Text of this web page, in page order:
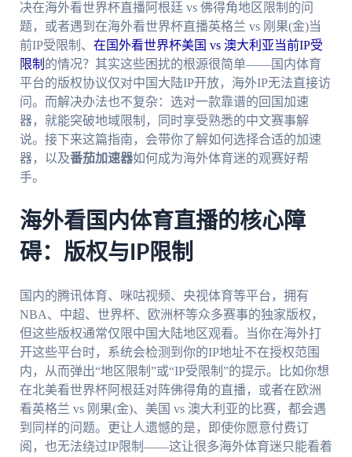
决在海外看世界杯直播阿根廷 vs 佛得角地区限制的问
题，或者遇到在海外看世界杯直播英格兰 vs 刚果(金)当
前IP受限制、 在国外看世界杯美国 vs 澳大利亚当前IP受
限制 的情况？其实这些困扰的根源很简单——国内体育
平台的版权协议仅对中国大陆IP开放，海外IP无法直接访
问。而解决办法也不复杂：选对一款靠谱的回国加速
器，就能突破地域限制，同时享受熟悉的中文赛事解
说。接下来这篇指南，会带你了解如何选择合适的加速
器，以及番茄加速器如何成为海外体育迷的观赛好帮
手。
海外看国内体育直播的核心障
碍：版权与IP限制
国内的腾讯体育、咪咕视频、央视体育等平台，拥有
NBA、中超、世界杯、欧洲杯等众多赛事的独家版权，
但这些版权通常仅限中国大陆地区观看。当你在海外打
开这些平台时，系统会检测到你的IP地址不在授权范围
内，从而弹出“地区限制”或“IP受限制”的提示。比如你想
在北美看世界杯阿根廷对阵佛得角的直播，或者在欧洲
看英格兰 vs 刚果(金)、美国 vs 澳大利亚的比赛，都会遇
到同样的问题。更让人遗憾的是，即使你愿意付费订
阅，也无法绕过IP限制——这让很多海外体育迷只能看着